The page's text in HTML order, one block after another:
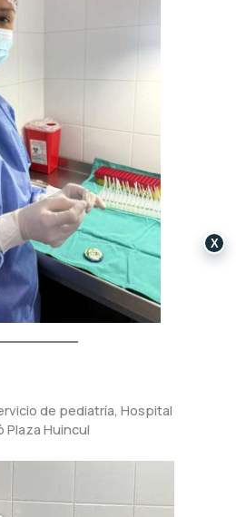
de pediatría, Hospital
Plaza Huincul
X